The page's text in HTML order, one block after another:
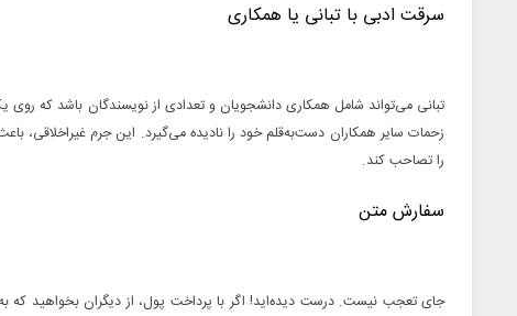
سرقت ادبی با تبانی یا همکاری
تبانی می‌تواند شامل همکاری دانشجویان و تعدادی از نویسندگان باشد که روی
زحمات سایر همکاران دست‌به‌قلم خود را نادیده می‌گیرد. این جرم
را تصاحب کند.
سفارش متن
جای تعجب نیست. درست دیده‌اید! اگر با پرداخت پول، از دیگران بخواهید